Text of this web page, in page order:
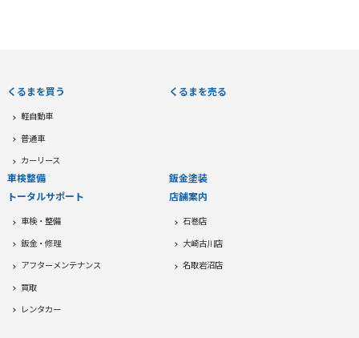
くるまを買う
軽自動車
普通車
カーリース
くるまを売る
車検整備
鈑金塗装
トータルサポート
車検・整備
鈑金・修理
アフターメンテナンス
買取
レンタカー
店舗案内
石巻店
大崎古川店
名取岩沼店